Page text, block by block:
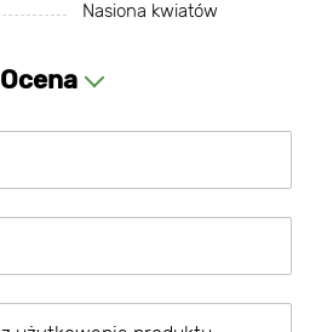
Nasiona kwiatów
Ocena